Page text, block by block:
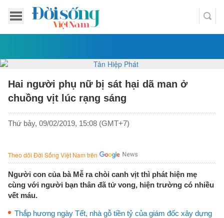
Hai người phụ nữ bị sát hại dã man ở
chuồng vịt lúc rạng sáng
Thứ bảy, 09/02/2019, 15:08 (GMT+7)
Theo dõi Đời Sống Việt Nam trên
Người con của bà Mễ ra chòi canh vịt thì phát hiện mẹ
cùng với người bạn thân đã tử vong, hiện trường có nhiều
vết máu.
Thắp hương ngày Tết, nhà gỗ tiền tỷ của giám đốc xây dựng